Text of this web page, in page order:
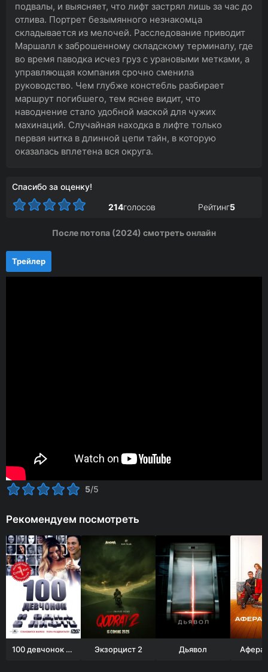
подвалы, и выясняет, что лифт застрял лишь за час до
отлива. Портрет безымянного незнакомца
складывается из мелочей. Расследование приводит
Маршалл к заброшенному складскому терминалу, где
во время паводка исчез груз с урановыми метками, а
управляющая компания срочно сменила
руководство. Чем глубже констебль разбирает
маршрут погибшего, тем яснее видит, что
наводнение стало удобной маской для чужих
махинаций. Случайная находка в лифте только
первая нитка в длинной цепи тайн, в которую
оказалась вплетена вся округа.
Спасибо за оценку!
214голосов Рейтинг5
После потопа (2024) смотреть онлайн
Трейлер
5/5
Рекомендуем посмотреть
100 девчонок и одна в лифте Экзорцист 2 Дьявол Афера